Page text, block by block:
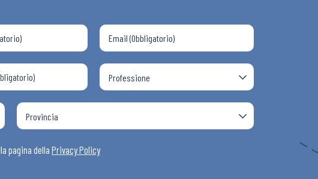
pagina della Privacy Policy